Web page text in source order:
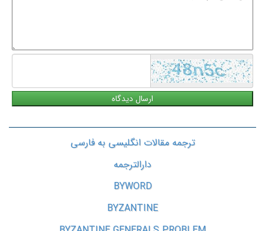
ترجمه مقالات انگلیسی به فارسی
دارالترجمه
BYWORD
BYZANTINE